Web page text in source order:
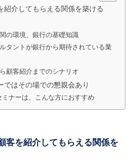
紹介してもらえる関係を築ける
の環境、銀行の基礎知識
タントが銀行から期待されている業
顧客紹介までのシナリオ
ではその場での懇親会あり
ナーは、こんな方におすすめ
客を紹介してもらえる関係を